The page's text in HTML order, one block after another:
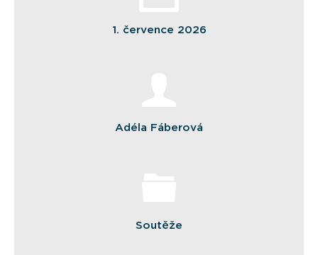
1. července 2026
Adéla Fáberová
Soutěže